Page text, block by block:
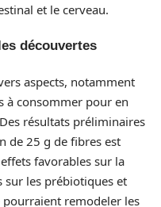
et le cerveau.
découvertes
aspects, notamment
à consommer pour en
résultats préliminaires
de 25 g de fibres est
favorables sur la
sur les prébiotiques et
pourraient remodeler les